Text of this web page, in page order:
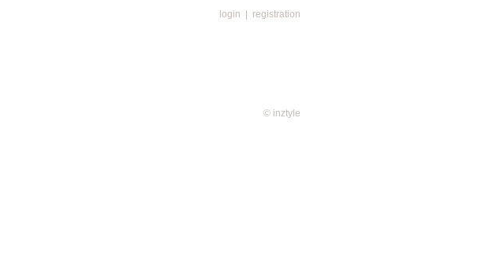
login registration
© inztyle